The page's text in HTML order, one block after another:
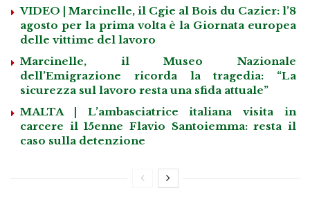
VIDEO | Marcinelle, il Cgie al Bois du Cazier: l’8
agosto per la prima volta è la Giornata europea
delle vittime del lavoro
Marcinelle, il Museo Nazionale
dell’Emigrazione ricorda la tragedia: “La
sicurezza sul lavoro resta una sfida attuale”
MALTA | L’ambasciatrice italiana visita in
carcere il 15enne Flavio Santoiemma: resta il
caso sulla detenzione